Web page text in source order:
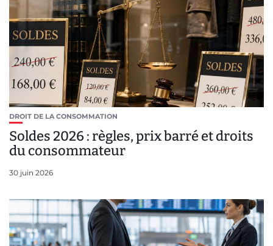
DROIT DE LA CONSOMMATION
Soldes 2026 : règles, prix barré et droits
du consommateur
30 juin 2026